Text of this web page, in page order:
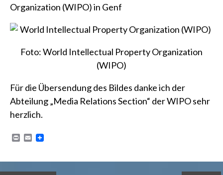
Organization (WIPO) in Genf
Foto:World Intellectual Property Organization
(WIPO)
Für die Übersendung des Bildes danke ich der
Abteilung „Media Relations Section“ der WIPO sehr
herzlich.
P
n
t
E
i
l